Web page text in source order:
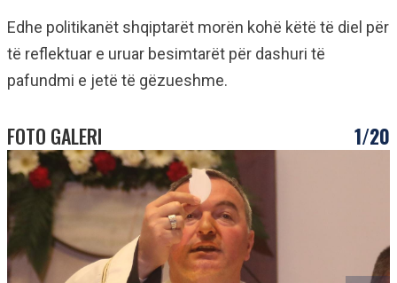
Edhe politikanët shqiptarët morën kohë këtë të diel për
të reflektuar e uruar besimtarët për dashuri të
pafundmi e jetë të gëzueshme.
FOTO GALERI 1/20